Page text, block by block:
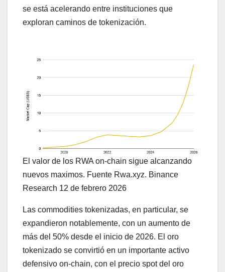
se está acelerando entre instituciones que
exploran caminos de tokenización.
El valor de los RWA on-chain sigue alcanzando
nuevos maximos. Fuente Rwa.xyz. Binance
Research 12 de febrero 2026
Las commodities tokenizadas, en particular, se
expandieron notablemente, con un aumento de
más del 50% desde el inicio de 2026. El oro
tokenizado se convirtió en un importante activo
defensivo on-chain, con el precio spot del oro